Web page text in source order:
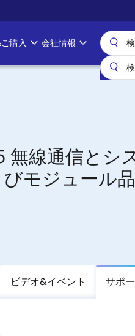
購入 会社情報
無線通信とシ
モジュール品
ビデオ&イベント サポ